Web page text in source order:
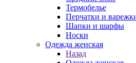
Термобелье
Перчатки и
Шапки и шарфы
Носки
Одежда женская
Назад